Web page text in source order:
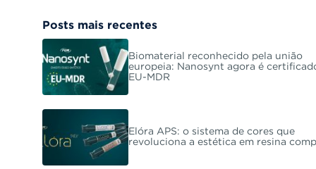
Posts mais recentes
Biomaterial reconhecido pela união
europeia: Nanosynt agora é
EU-MDR
Elóra APS: o sistema de cores que
revoluciona a estética em resina